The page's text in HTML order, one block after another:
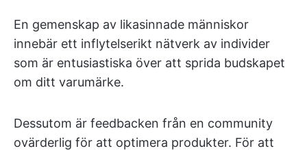
En gemenskap av likasinnade människor
innebär ett inflytelserikt nätverk av individer
som är entusiastiska över att sprida budskapet
om ditt varumärke.
Dessutom är feedbacken från en community
ovärderlig för att optimera produkter. För att